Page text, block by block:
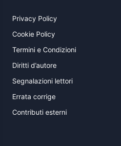
Privacy Policy
Cookie Policy
Termini e Condizioni
Diritti d’autore
Segnalazioni lettori
Errata corrige
Contributi esterni